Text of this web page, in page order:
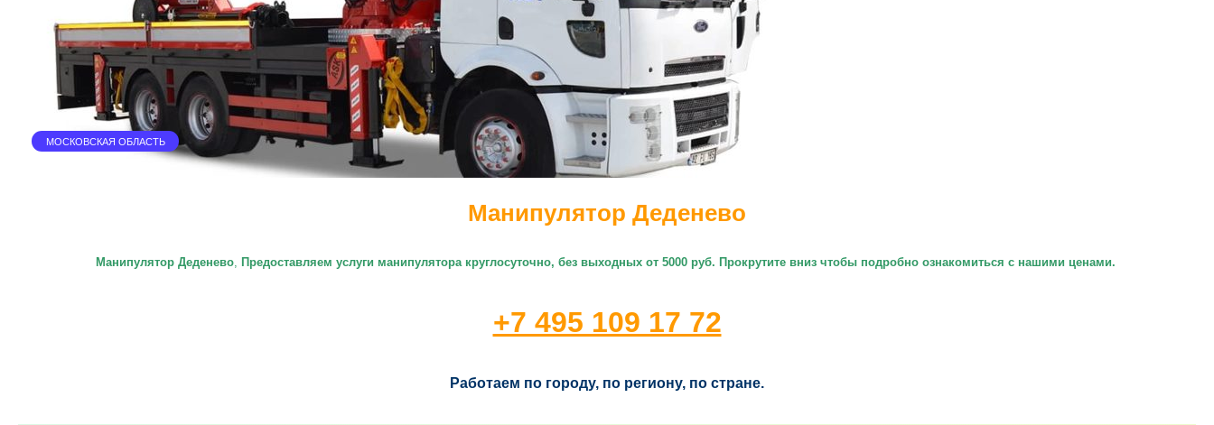
МОСКОВСКАЯ ОБЛАСТЬ
Манипулятор Деденево
Манипулятор Деденево, Предоставляем услуги манипулятора круглосуточно, без выходных от 5000 руб. Прокрутите вниз чтобы подробно ознакомиться с нашими ценами.
+7 495 109 17 72
Работаем по городу, по региону, по стране.